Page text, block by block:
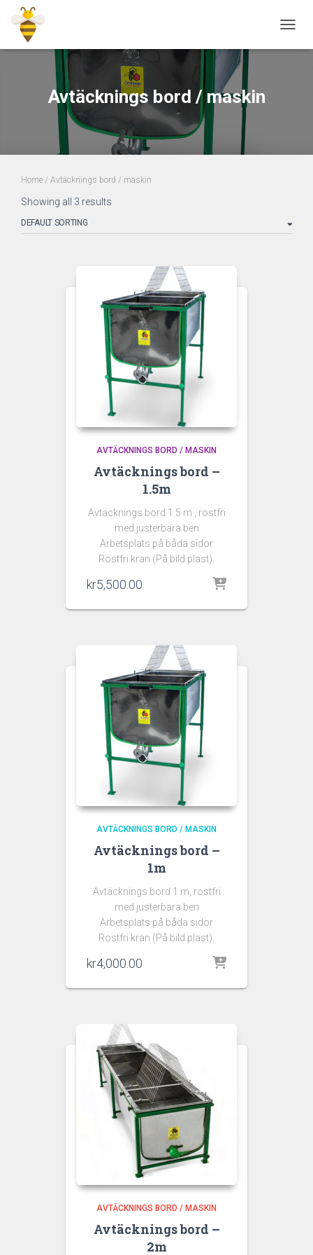
Avtäcknings bord / maskin
Home / Avtäcknings bord / maskin
Showing all 3 results
AVTÄCKNINGS BORD / MASKIN
Avtäcknings bord –
1.5m
Avtäcknings bord 1.5 m , rostfri
med justerbara ben
Arbetsplats på båda sidor
Rostfri kran (På bild plast).
kr5,500.00
AVTÄCKNINGS BORD / MASKIN
Avtäcknings bord –
1m
Avtäcknings bord 1 m, rostfri
med justerbara ben
Arbetsplats på båda sidor
Rostfri kran (På bild plast).
kr4,000.00
AVTÄCKNINGS BORD / MASKIN
Avtäcknings bord –
2m